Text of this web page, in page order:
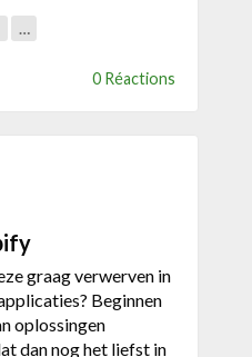
r
M
a
r
k
…
0 Réactions
graag verwerven in
Beginnen
oplossingen
dan nog het liefst in